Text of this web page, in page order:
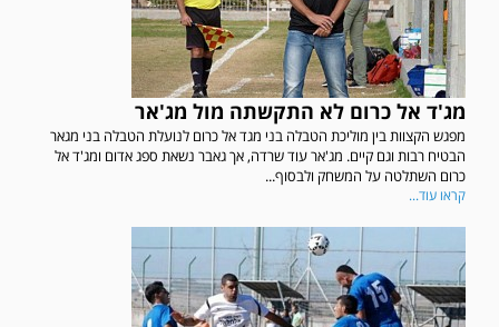
מג'ד אל כרום לא התקשתה מול מג'אר
מפגש הקצוות בין מוליכת הטבלה בני מגד אל כרום לנועלת הטבלה בני מגאר
הבטיח רבות וגם קיים. מג'אר עוד שרדה, אך גאבר נשאת ספג אדום ומג'ד אל
כרום השתלטה על המשחק ולבסוף...
קראו עוד...